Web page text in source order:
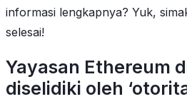
informasi lengkapnya? Yuk,
selesai!
Yayasan Ethereum
diselidiki oleh